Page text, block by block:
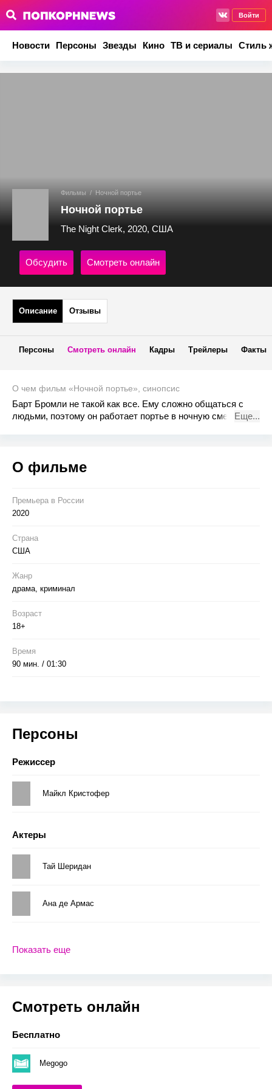
Войти
Новости Персоны Звезды Кино ТВ и сериалы Стиль
Фильмы / Ночной портье
Ночной портье
The Night Clerk, 2020, США
Обсудить Смотреть онлайн
Описание Отзывы
Персоны Смотреть онлайн Кадры Трейлеры Факты
О чем фильм «Ночной портье», синопсис
Барт Бромли не такой как все. Ему сложно общаться с
людьми, поэтому он работает портье в ночную смену. Он
убийства девушки в одном из номеров отеля, а после —
главным подозреваемым.
Еще...
О фильме
Премьера в Росcии
2020
Страна
США
Жанр
драма, криминал
Возраст
18+
Время
90 мин. / 01:30
Персоны
Режиссер
Майкл Кристофер
Актеры
Тай Шеридан
Ана де Армас
Показать еще
Смотреть онлайн
Бесплатно
Megogo